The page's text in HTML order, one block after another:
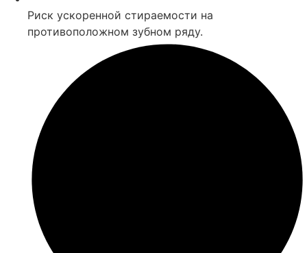
Риск ускоренной стираемости на
противоположном зубном ряду.